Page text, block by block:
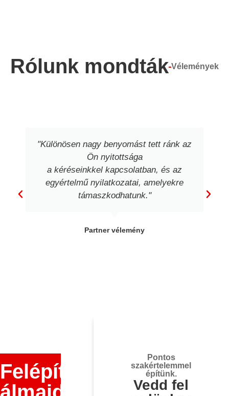
Rólunk mondták Vélemények
"Különösen nagy benyomást tett ránk az
Ön nyitottsága
a kéréseinkkel kapcsolatban, és az
egyértelmű nyilatkozatai, amelyekre
támaszkodhatunk."
Partner vélemény
Felépítjük
Pontos
szakértelemmel
építünk.
Vedd fel